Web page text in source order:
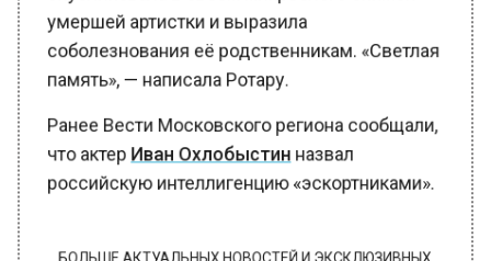
умершей артистки и выразила
соболезнования её родственникам. «Светлая
память», — написала Ротару.
Ранее Вести Московского региона сообщали,
что актерИван Охлобыстинназвал
российскую интеллигенцию «эскортниками».